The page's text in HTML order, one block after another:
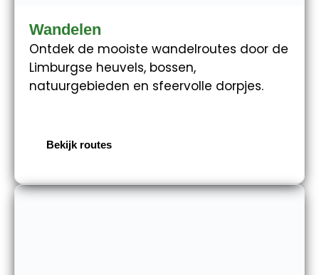
Wandelen
Ontdek de mooiste wandelroutes door de
Limburgse heuvels, bossen,
natuurgebieden en sfeervolle dorpjes.
Bekijk routes